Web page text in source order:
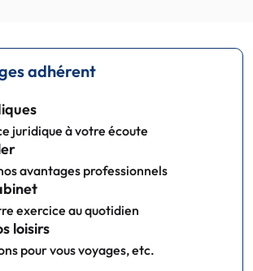
adhérent
juridique à votre écoute
avantages professionnels
exercice au quotidien
loisirs
pour vous voyages, etc.